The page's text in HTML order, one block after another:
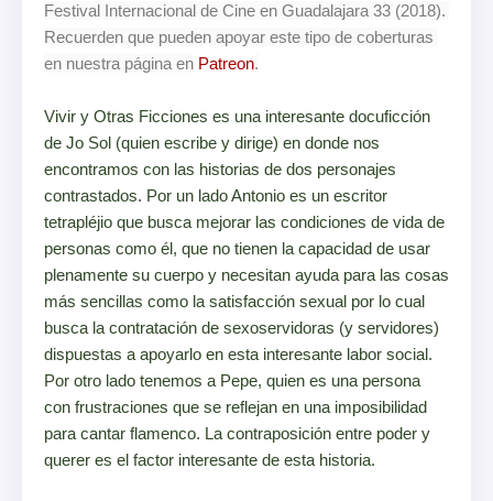
Festival Internacional de Cine en Guadalajara 33 (2018).
Recuerden que pueden apoyar este tipo de coberturas
en nuestra página en Patreon.
Vivir y Otras Ficciones es una interesante docuficción
de Jo Sol (quien escribe y dirige) en donde nos
encontramos con las historias de dos personajes
contrastados. Por un lado Antonio es un escritor
tetrapléjio que busca mejorar las condiciones de vida de
personas como él, que no tienen la capacidad de usar
plenamente su cuerpo y necesitan ayuda para las cosas
más sencillas como la satisfacción sexual por lo cual
busca la contratación de sexoservidoras (y servidores)
dispuestas a apoyarlo en esta interesante labor social.
Por otro lado tenemos a Pepe, quien es una persona
con frustraciones que se reflejan en una imposibilidad
para cantar flamenco. La contraposición entre poder y
querer es el factor interesante de esta historia.